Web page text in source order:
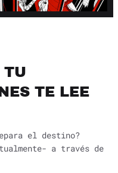
TU
TE LEE
el destino?
a través de